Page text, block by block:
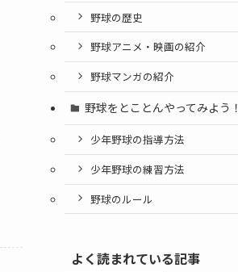
野球の歴史
野球アニメ・映画の紹介
野球マンガの紹介
野球をとことんやってみよう！
少年野球の指導方法
少年野球の練習方法
野球のルール
よく読まれている記事